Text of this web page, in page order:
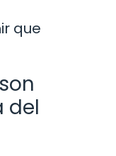
que
del